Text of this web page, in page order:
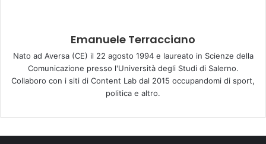
Emanuele Terracciano
Nato ad Aversa (CE) il 22 agosto 1994 e laureato in Scienze della
Comunicazione presso l'Università degli Studi di Salerno.
Collaboro con i siti di Content Lab dal 2015 occupandomi di sport,
politica e altro.